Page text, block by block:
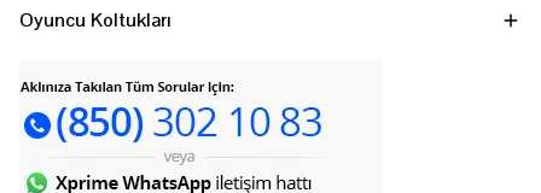
Oyuncu Koltukları